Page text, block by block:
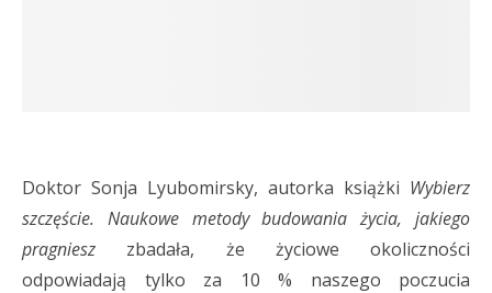
Doktor Sonja Lyubomirsky, autorka książki Wybierz
szczęście. Naukowe metody budowania życia, jakiego
pragniesz zbadała, że życiowe okoliczności
odpowiadają tylko za 10 % naszego poczucia